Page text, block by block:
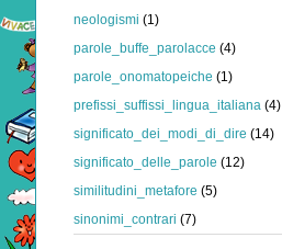
neologismi (1)
parole_buffe_parolacce (4)
parole_onomatopeiche (1)
prefissi_suffissi_lingua_italiana (4)
significato_dei_modi_di_dire (14)
significato_delle_parole (12)
similitudini_metafore (5)
sinonimi_contrari (7)